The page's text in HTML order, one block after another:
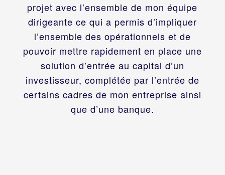
projet avec l’ensemble de mon équipe
dirigeante ce qui a permis d’impliquer
l’ensemble des opérationnels et de
pouvoir mettre rapidement en place une
solution d’entrée au capital d’un
investisseur, complétée par l’entrée de
certains cadres de mon entreprise ainsi
que d’une banque.